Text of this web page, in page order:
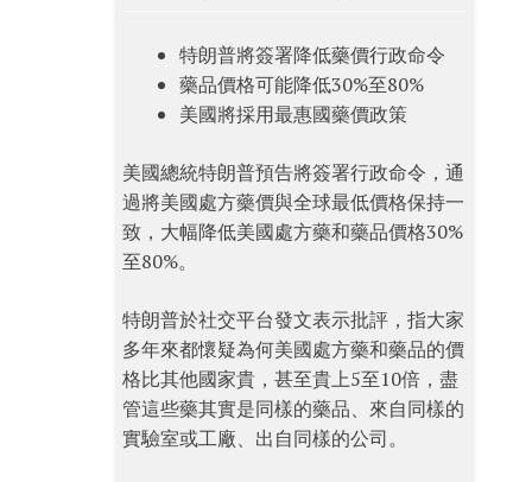
特朗普將簽署降低藥價行政命令
藥品價格可能降低30%至80%
美國將採用最惠國藥價政策
美國總統特朗普預告將簽署行政命令，通
過將美國處方藥價與全球最低價格保持一
致，大幅降低美國處方藥和藥品價格30%
至80%。
特朗普於社交平台發文表示批評，指大家
多年來都懷疑為何美國處方藥和藥品的價
格比其他國家貴，甚至貴上5至10倍，盡
管這些藥其實是同樣的藥品、來自同樣的
實驗室或工廠、出自同樣的公司。